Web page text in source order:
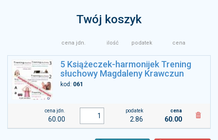
Twój koszyk
cena jdn. ilość podatek cena
5 Książeczek-harmonijek Trening
słuchowy Magdaleny Krawczun
kod: 061
cena jdn.
60.00
podatek
2.86
cena
60.00